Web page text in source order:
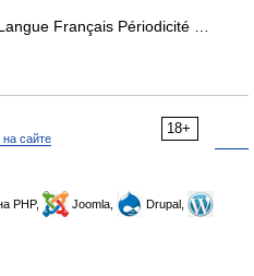
Français Périodicité …
18+
сайте
PHP, Joomla,
Drupal,